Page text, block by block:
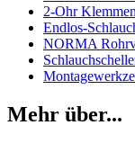
2-Ohr Klemmen
Endlos-
NORMA
Mehr über...